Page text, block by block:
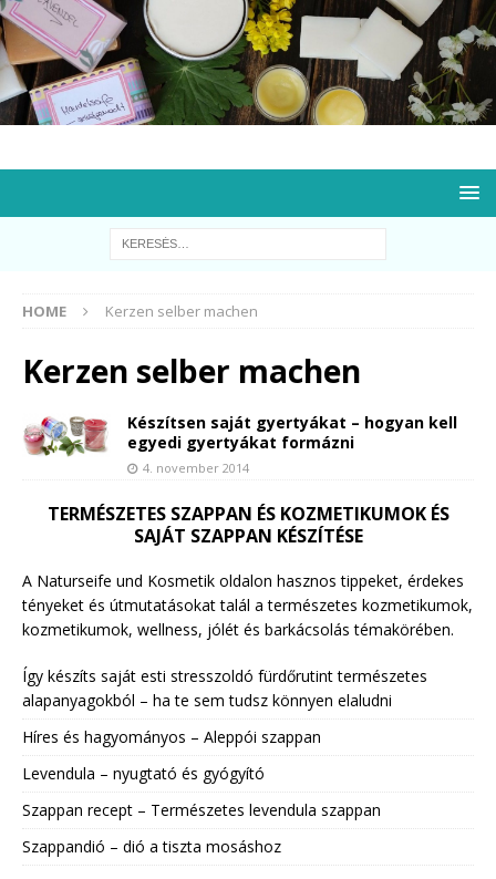
HOME Kerzen selber machen
Kerzen selber machen
Készítsen saját gyertyákat – hogyan kell
egyedi gyertyákat formázni
4. november 2014
TERMÉSZETES SZAPPAN ÉS KOZMETIKUMOK ÉS
SAJÁT SZAPPAN KÉSZÍTÉSE
A Naturseife und Kosmetik oldalon hasznos tippeket, érdekes
tényeket és útmutatásokat talál a természetes kozmetikumok,
kozmetikumok, wellness, jólét és barkácsolás témakörében.
Így készíts saját esti stresszoldó fürdőrutint természetes
alapanyagokból – ha te sem tudsz könnyen elaludni
Híres és hagyományos – Aleppói szappan
Levendula – nyugtató és gyógyító
Szappan recept – Természetes levendula szappan
Szappandió – dió a tiszta mosáshoz